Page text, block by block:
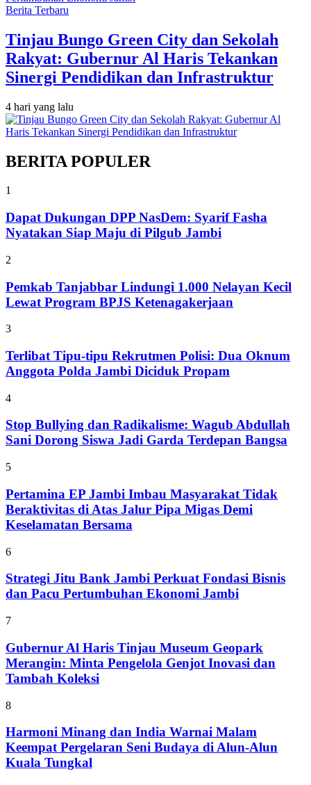
Berita Terbaru
Tinjau Bungo Green City dan Sekolah
Rakyat: Gubernur Al Haris Tekankan
Sinergi Pendidikan dan Infrastruktur
4 hari yang lalu
BERITA POPULER
1
Dapat Dukungan DPP NasDem: Syarif Fasha
Nyatakan Siap Maju di Pilgub Jambi
2
Pemkab Tanjabbar Lindungi 1.000 Nelayan Kecil
Lewat Program BPJS Ketenagakerjaan
3
Terlibat Tipu-tipu Rekrutmen Polisi: Dua Oknum
Anggota Polda Jambi Diciduk Propam
4
Stop Bullying dan Radikalisme: Wagub Abdullah
Sani Dorong Siswa Jadi Garda Terdepan Bangsa
5
Pertamina EP Jambi Imbau Masyarakat Tidak
Beraktivitas di Atas Jalur Pipa Migas Demi
Keselamatan Bersama
6
Strategi Jitu Bank Jambi Perkuat Fondasi Bisnis
dan Pacu Pertumbuhan Ekonomi Jambi
7
Gubernur Al Haris Tinjau Museum Geopark
Merangin: Minta Pengelola Genjot Inovasi dan
Tambah Koleksi
8
Harmoni Minang dan India Warnai Malam
Keempat Pergelaran Seni Budaya di Alun-Alun
Kuala Tungkal